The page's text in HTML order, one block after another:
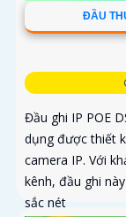
ĐẦU
Đầu ghi IP POE
dụng được thiết
camera IP. Với
kênh, đầu ghi
sắc nét